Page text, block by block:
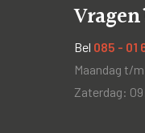
Bel 085 - 01
Maandag t/
Zaterdag: